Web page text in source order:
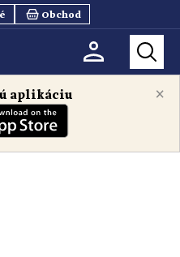
Obchod
×
aplikáciu